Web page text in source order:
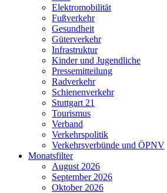
Elektromobilität
Fußverkehr
Gesundheit
Güterverkehr
Infrastruktur
Kinder und Jugendliche
Pressemitteilung
Radverkehr
Schienenverkehr
Stuttgart 21
Tourismus
Verband
Verkehrspolitik
Verkehrsverbünde und ÖPNV
Monatsfilter
August 2026
September 2026
Oktober 2026